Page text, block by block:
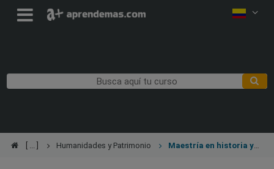
Humanidades y Patrimonio